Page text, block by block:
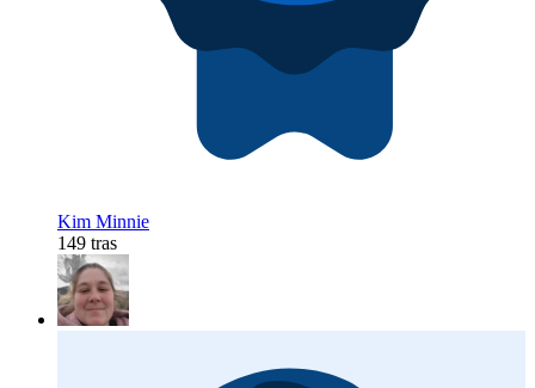
Kim Minnie
149 tras